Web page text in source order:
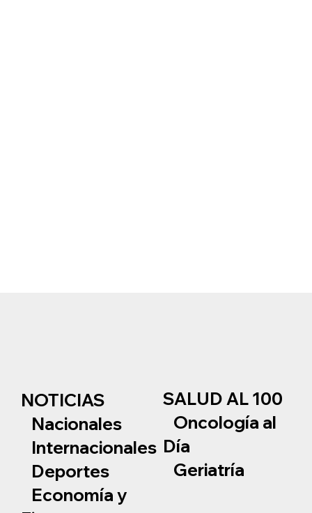
NOTICIAS
Nacionales
Internacionales
Deportes
Economía y
SALUD AL 100
Oncología al
Día
Geriatría